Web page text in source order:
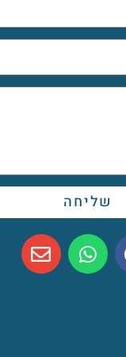
שליחה